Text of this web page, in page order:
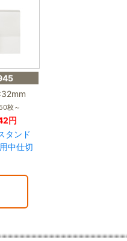
枚～
円
タンド
中仕切